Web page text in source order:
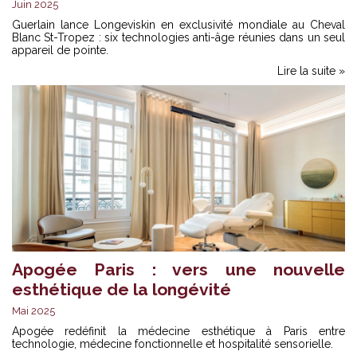
Juin 2025
Guerlain lance Longeviskin en exclusivité mondiale au Cheval
Blanc St-Tropez : six technologies anti-âge réunies dans un seul
appareil de pointe.
Lire la suite »
Apogée Paris : vers une nouvelle
esthétique de la longévité
Mai 2025
Apogée redéfinit la médecine esthétique à Paris entre
technologie, médecine fonctionnelle et hospitalité sensorielle.